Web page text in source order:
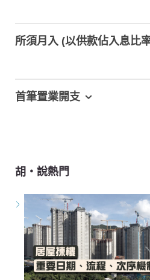
所須月入 (以供款佔入息比
首筆置業開支
胡‧說熱門